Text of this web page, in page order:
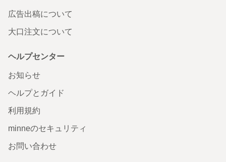
広告出稿について
大口注文について
ヘルプセンター
お知らせ
ヘルプとガイド
利用規約
minneのセキュリティ
お問い合わせ